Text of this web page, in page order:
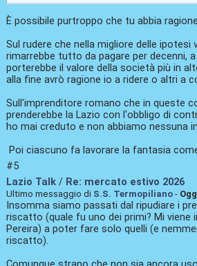
È possibile purtroppo che tu abbia
Sul rudere che nella migliore delle ipotesi
rimarrebbe tutto da pagare per decenni,
porterebbe il valore della società più in
alla fine avrò ragione io a ridere o altri a
Sull'imprenditore romano che in queste
prenderebbe la Lazio con l'obbligo di
ho mai creduto e non abbiamo nessuna
Poi ciascuno fa lavorare la fantasia
#5
Lazio Talk/ Re: mercato estivo 2026
Ultimo messaggio di S.S. Termopiliano -
Insomma siamo passati dal ripudiare i
riscatto (quale fu uno dei primi? Mi viene
Pereira) a poter fare solo quelli (e
riscatto).